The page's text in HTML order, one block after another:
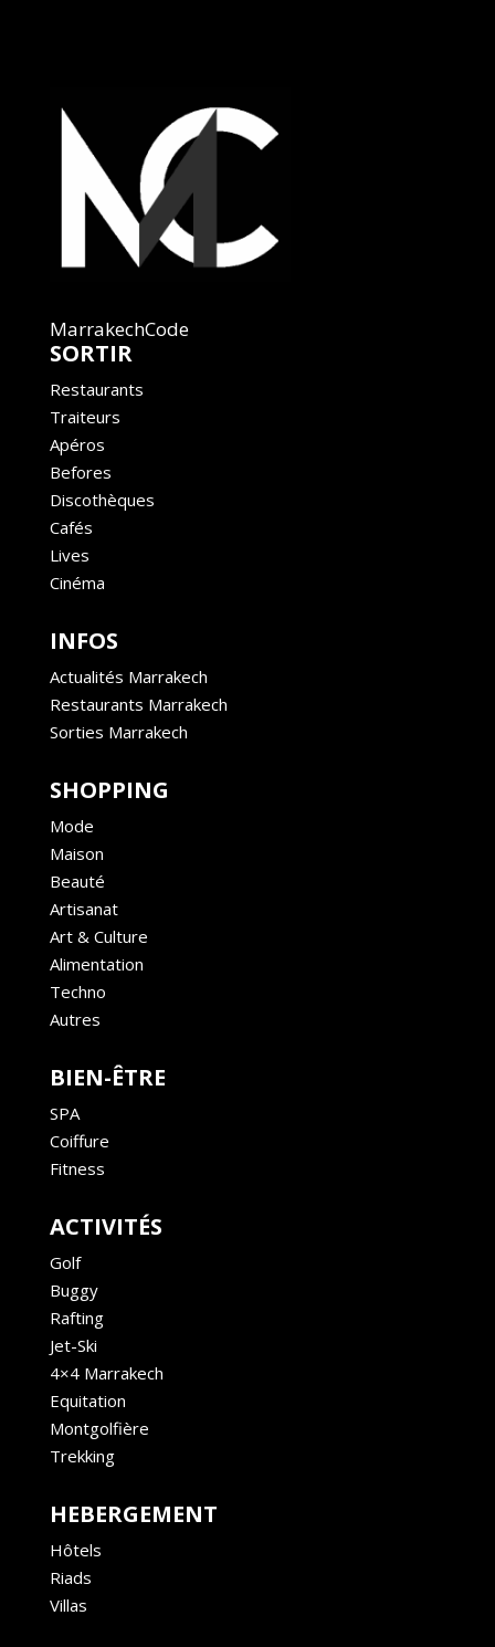
MarrakechCode
SORTIR
Restaurants
Traiteurs
Apéros
Befores
Discothèques
Cafés
Lives
Cinéma
INFOS
Actualités Marrakech
Restaurants Marrakech
Sorties Marrakech
SHOPPING
Mode
Maison
Beauté
Artisanat
Art & Culture
Alimentation
Techno
Autres
BIEN-ÊTRE
SPA
Coiffure
Fitness
ACTIVITÉS
Golf
Buggy
Rafting
Jet-Ski
4×4 Marrakech
Equitation
Montgolfière
Trekking
HEBERGEMENT
Hôtels
Riads
Villas